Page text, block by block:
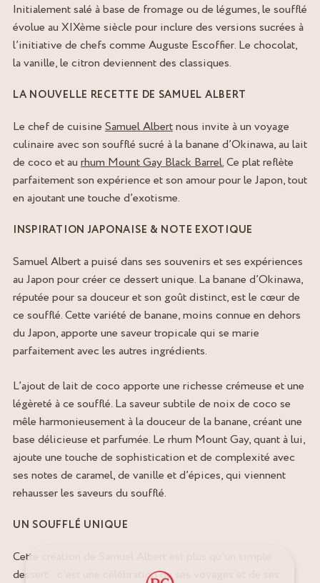
Initialement salé à base de fromage ou de légumes, le soufflé
évolue au XIXème siècle pour inclure des versions sucrées à
l’initiative de chefs comme Auguste Escoffier. Le chocolat,
la vanille, le citron deviennent des classiques.
LA NOUVELLE RECETTE DE SAMUEL ALBERT
Le chef de cuisine Samuel Albertnous invite à un voyage
culinaire avec son soufflé sucré à la banane d’Okinawa, au lait
de coco et au rhum Mount Gay Black Barrel.Ce plat reflète
parfaitement son expérience et son amour pour le Japon, tout
en ajoutant une touche d’exotisme.
INSPIRATION JAPONAISE & NOTE EXOTIQUE
Samuel Albert a puisé dans ses souvenirs et ses expériences
au Japon pour créer ce dessert unique. La banane d’Okinawa,
réputée pour sa douceur et son goût distinct, est le cœur de
ce soufflé. Cette variété de banane, moins connue en dehors
du Japon, apporte une saveur tropicale qui se marie
parfaitement avec les autres ingrédients.
L’ajout de lait de coco apporte une richesse crémeuse et une
légèreté à ce soufflé. La saveur subtile de noix de coco se
mêle harmonieusement à la douceur de la banane, créant une
base délicieuse et parfumée. Le rhum Mount Gay, quant à lui,
ajoute une touche de sophistication et de complexité avec
ses notes de caramel, de vanille et d’épices, qui viennent
rehausser les saveurs du soufflé.
UN SOUFFLÉ UNIQUE
Cette création de Samuel Albert est plus qu’un simple
dessert : c’est une célébration de ses voyages et de ses